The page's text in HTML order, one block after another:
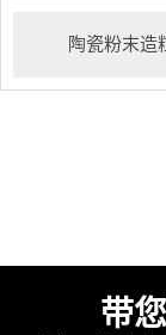
陶瓷粉末造
带